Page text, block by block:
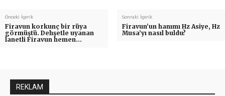
Önceki İçerik
Firavun korkunç bir rüya
görmüştü. Dehşetle uyanan
lanetli Firavun hemen…
Sonraki İçerik
Firavun’un hanımı Hz Asiye, Hz
Musa’yı nasıl buldu?
REKLAM